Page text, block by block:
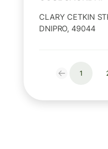
CLARY CETKIN
DNIPRO, 49044
1